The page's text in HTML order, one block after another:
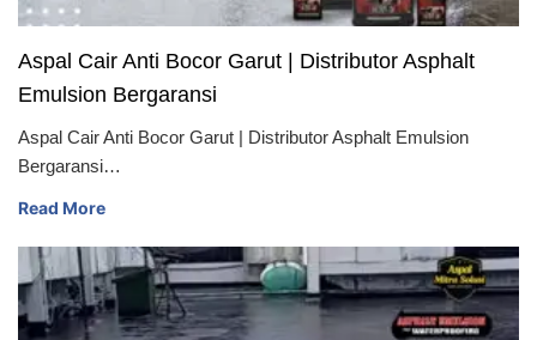
Aspal Cair Anti Bocor Garut | Distributor Asphalt
Emulsion Bergaransi
Aspal Cair Anti Bocor Garut | Distributor Asphalt Emulsion
Bergaransi…
Read More